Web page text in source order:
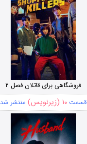
فروشگاهی برای قاتلان فصل ۲
قسمت۱۰ (زیرنویس) منتشر شد